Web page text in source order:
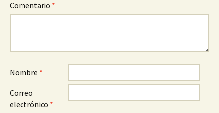
Comentario *
Nombre *
Correo
electrónico *